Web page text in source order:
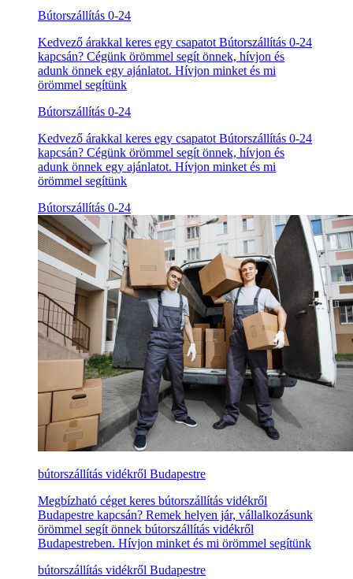
Bútorszállítás 0-24
Kedvező árakkal keres egy csapatot Bútorszállítás 0-24
kapcsán? Cégünk örömmel segít önnek, hívjon és
adunk önnek egy ajánlatot. Hívjon minket és mi
örömmel segítünk
Bútorszállítás 0-24
Kedvező árakkal keres egy csapatot Bútorszállítás 0-24
kapcsán? Cégünk örömmel segít önnek, hívjon és
adunk önnek egy ajánlatot. Hívjon minket és mi
örömmel segítünk
Bútorszállítás 0-24
bútorszállítás vidékről Budapestre
Megbízható céget keres bútorszállítás vidékről
Budapestre kapcsán? Remek helyen jár, vállalkozásunk
örömmel segít önnek bútorszállítás vidékről
Budapestreben. Hívjon minket és mi örömmel segítünk
bútorszállítás vidékről Budapestre